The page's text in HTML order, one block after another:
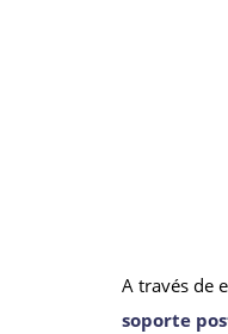
A través de
soporte